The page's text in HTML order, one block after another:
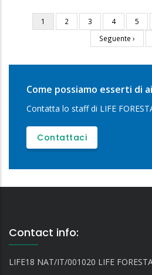
Paginazione
Pagina
attuale
1 Pagina
2 Pagina
3 Pagina
4 5
Pagina
successiva
Seguente ›
Come possiamo esserti di
Contatta lo staff di LIFE
Contattaci
Contact info:
LIFE18 NAT/IT/001020 LIFE